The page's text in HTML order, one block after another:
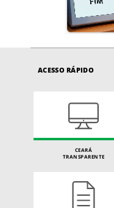
ACESSO RÁPIDO
CEARÁ
TRANSPARENTE